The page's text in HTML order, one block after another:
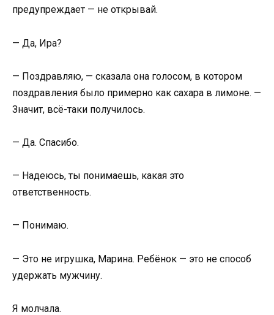
предупреждает — не открывай.
— Да, Ира?
— Поздравляю, — сказала она голосом, в котором
поздравления было примерно как сахара в лимоне. —
Значит, всё-таки получилось.
— Да. Спасибо.
— Надеюсь, ты понимаешь, какая это
ответственность.
— Понимаю.
— Это не игрушка, Марина. Ребёнок — это не способ
удержать мужчину.
Я молчала.